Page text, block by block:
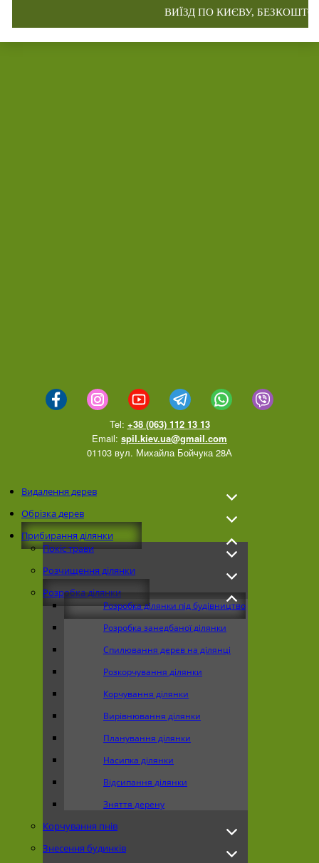
ВИЇЗД ПО КИЄВУ,
Tel: +38 (063) 112 13 13
Email: spil.kiev.ua@gmail.com
01103 вул. Михайла Бойчука 28А
Видалення дерев
Обрізка дерев
Прибирання ділянки
Покіс трави
Розчищення ділянки
Розробка ділянки
Розробка ділянки під будівництво
Розробка занедбаної ділянки
Спилювання дерев на ділянці
Розкорчування ділянки
Корчування ділянки
Вирівнювання ділянки
Планування ділянки
Насипка ділянки
Відсипання ділянки
Зняття дерену
Корчування пнів
Знесення будинків